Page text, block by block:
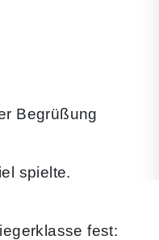
Begrüßung
spielte.
fest: